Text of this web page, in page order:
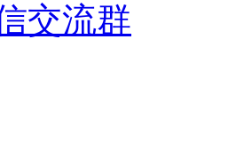
交流群